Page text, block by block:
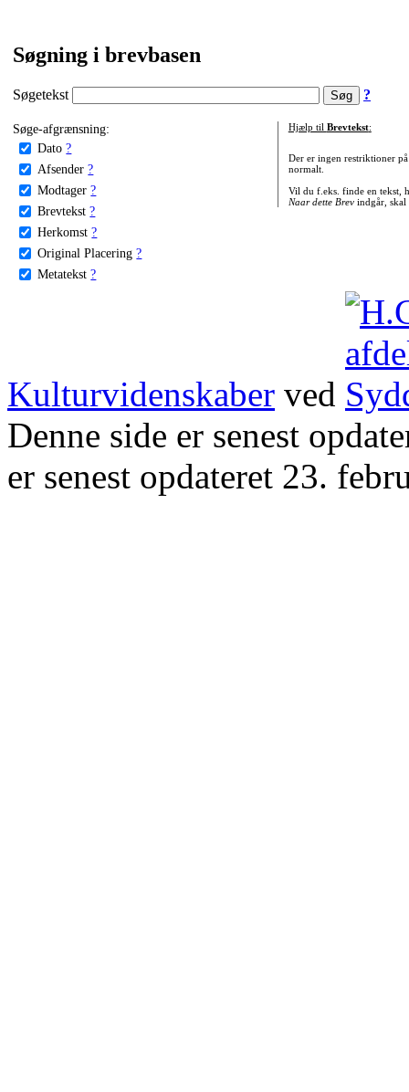
Søgning i brevbasen
Søgetekst ?
Søge-afgrænsning:
Dato ?
Afsender ?
Modtager ?
Brevtekst ?
Herkomst ?
Original Placering ?
Metatekst ?
Hjælp til Brevtekst:
Der er ingen restriktioner
normalt.
Vil du f.eks. finde en tekst,
Naar dette Brevindgår, skal
Kulturvidenskaber ved
Denne side er senest
er senest opdateret 23.